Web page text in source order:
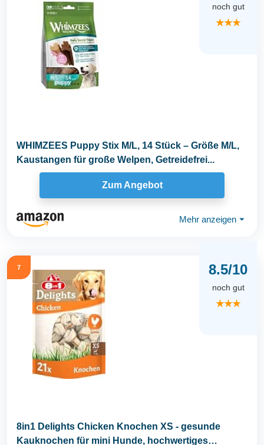
noch gut
★★★
WHIMZEES Puppy Stix M/L, 14 Stück – Größe M/L,
Kaustangen für große Welpen, Getreidefrei...
Zum Angebot
Mehr anzeigen ⏷
7 8.5/10
noch gut
★★★
8in1 Delights Chicken Knochen XS - gesunde
Kauknochen für mini Hunde, hochwertiges